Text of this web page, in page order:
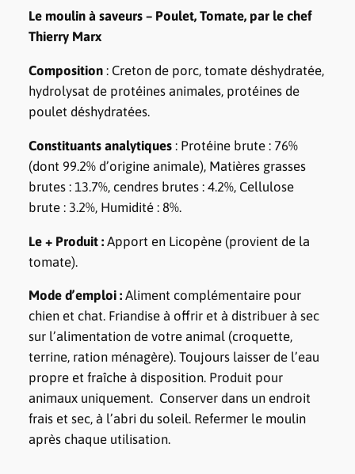
u
l
n
à
S
a
v
e
u
–
P
Le moulin à saveurs – Poulet, Tomate, par le chef
Thierry Marx
Composition: Creton de porc, tomate déshydratée,
hydrolysat de protéines animales, protéines de
poulet déshydratées.
Constituants analytiques: Protéine brute : 76%
(dont 99.2% d’origine animale), Matières grasses
brutes : 13.7%, cendres brutes : 4.2%, Cellulose
brute : 3.2%, Humidité : 8%.
Le + Produit :Apport en Licopène (provient de la
tomate).
Mode d’emploi :Aliment complémentaire pour
chien et chat. Friandise à offrir et à distribuer à sec
sur l’alimentation de votre animal (croquette,
terrine, ration ménagère). Toujours laisser de l’eau
propre et fraîche à disposition. Produit pour
animaux uniquement. Conserver dans un endroit
frais et sec, à l’abri du soleil. Refermer le moulin
après chaque utilisation.